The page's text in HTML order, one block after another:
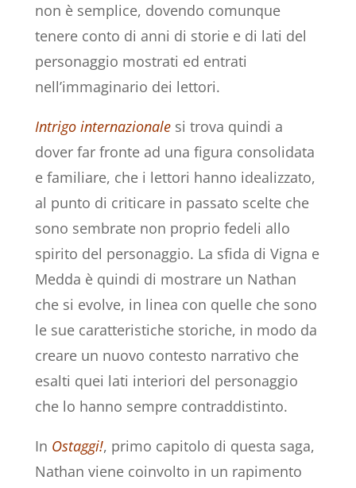
non è semplice, dovendo comunque
tenere conto di anni di storie e di lati del
personaggio mostrati ed entrati
nell’immaginario dei lettori.
Intrigo internazionalesi trova quindi a
dover far fronte ad una figura consolidata
e familiare, che i lettori hanno idealizzato,
al punto di criticare in passato scelte che
sono sembrate non proprio fedeli allo
spirito del personaggio. La sfida di Vigna e
Medda è quindi di mostrare un Nathan
che si evolve, in linea con quelle che sono
le sue caratteristiche storiche, in modo da
creare un nuovo contesto narrativo che
esalti quei lati interiori del personaggio
che lo hanno sempre contraddistinto.
In Ostaggi!, primo capitolo di questa saga,
Nathan viene coinvolto in un rapimento